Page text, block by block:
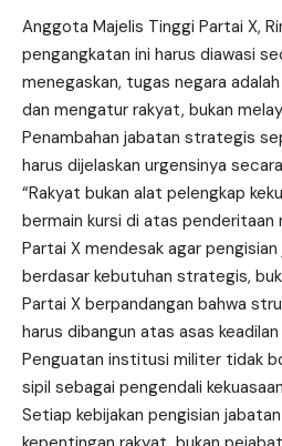
Anggota Majelis Tinggi Partai X,
pengangkatan ini harus diawasi
menegaskan, tugas negara
dan mengatur rakyat, bukan
Penambahan jabatan strategis
harus dijelaskan urgensinya
“Rakyat bukan alat pelengkap
bermain kursi di atas penderitaan
Partai X mendesak agar
berdasar kebutuhan strategis,
Partai X berpandangan bahwa
harus dibangun atas asas
Penguatan institusi militer tidak
sipil sebagai pengendali
Setiap kebijakan pengisian